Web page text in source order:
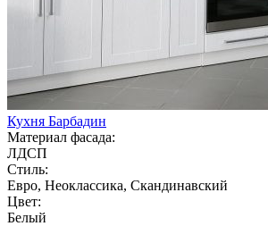
Кухня Барбадин
Материал фасада:
ЛДСП
Стиль:
Евро, Неоклассика, Скандинавский
Цвет:
Белый